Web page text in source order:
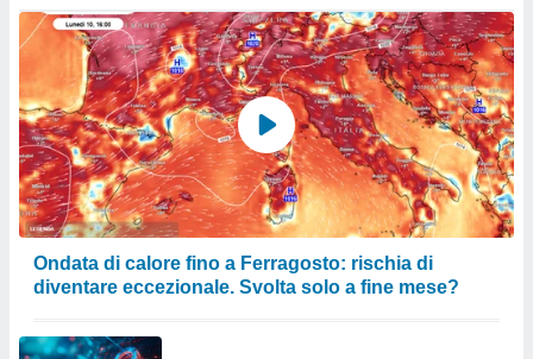
Ondata di calore fino a Ferragosto: rischia di
diventare eccezionale. Svolta solo a fine mese?